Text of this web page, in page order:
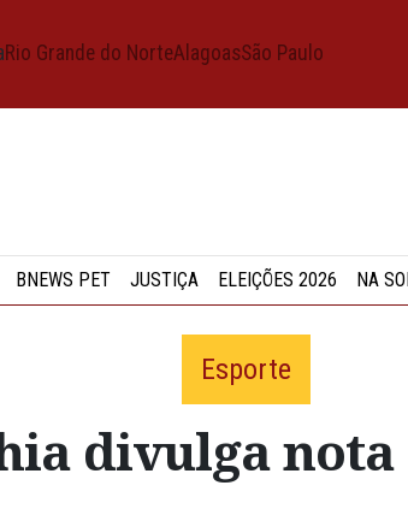
Rio Grande do NorteAlagoasSão Paulo
BNEWS PET JUSTIÇA ELEIÇÕES 2026 NA
Esporte
divulga